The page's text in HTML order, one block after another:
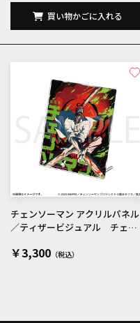
買い物かごに入れる
チェンソーマン アクリルパネル
／ティザービジュアル チェン
￥3,300